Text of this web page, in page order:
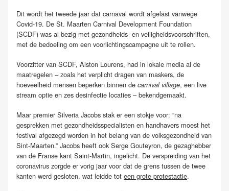
Dit wordt het tweede jaar dat carnaval wordt afgelast vanwege
Covid-19. De St. Maarten Carnival Development Foundation
(SCDF) was al bezig met gezondheids- en veiligheidsvoorschriften,
met de bedoeling om een voorlichtingscampagne uit te rollen.
Voorzitter van SCDF, Alston Lourens, had in lokale media al de
maatregelen – zoals het verplicht dragen van maskers, de
hoeveelheid mensen beperken binnen de carnival village, een live
stream optie en zes desinfectie locaties – bekendgemaakt.
Maar premier Silveria Jacobs stak er een stokje voor: “na
gesprekken met gezondheidsspecialisten en handhavers moest het
festival afgezegd worden in het belang van de volksgezondheid van
Sint-Maarten.” Jacobs heeft ook Serge Gouteyron, de gezaghebber
van de Franse kant Saint-Martin, ingelicht. De verspreiding van het
coronavirus zorgde er vorig jaar voor dat de grens tussen de twee
kanten werd gesloten, wat leidde tot een grote protestactie.